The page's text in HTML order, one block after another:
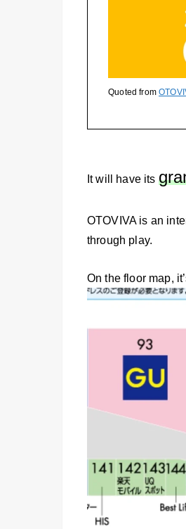
Quoted from
It will have its
OTOVIVA is an
through play.
On the floor map,